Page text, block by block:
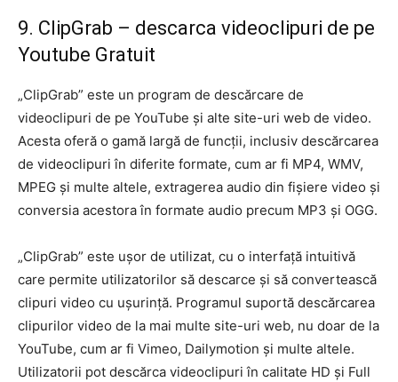
9. ClipGrab – descarca videoclipuri de pe
Youtube Gratuit
„ClipGrab” este un program de descărcare de
videoclipuri de pe YouTube și alte site-uri web de video.
Acesta oferă o gamă largă de funcții, inclusiv descărcarea
de videoclipuri în diferite formate, cum ar fi MP4, WMV,
MPEG și multe altele, extragerea audio din fișiere video și
conversia acestora în formate audio precum MP3 și OGG.
„ClipGrab” este ușor de utilizat, cu o interfață intuitivă
care permite utilizatorilor să descarce și să convertească
clipuri video cu ușurință. Programul suportă descărcarea
clipurilor video de la mai multe site-uri web, nu doar de la
YouTube, cum ar fi Vimeo, Dailymotion și multe altele.
Utilizatorii pot descărca videoclipuri în calitate HD și Full